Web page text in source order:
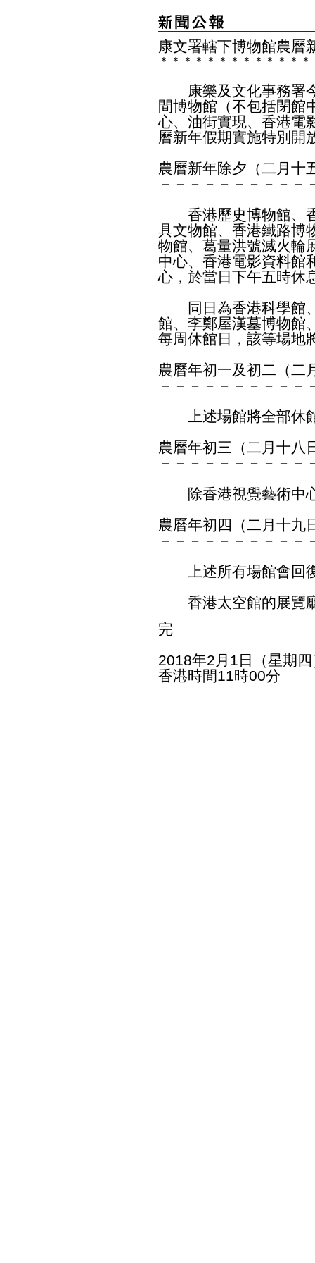
康文署轄下博物館農曆
＊ ＊ ＊ ＊ ＊ ＊ ＊ ＊ ＊ ＊ ＊ ＊ ＊
康樂及文化事務署今
間博物館（不包括閉館
心、油街實現、香港電
曆新年假期實施特別開
農曆新年除夕（二月十
－－－－－－－－－－
香港歷史博物館、香
具文物館、香港鐵路博
物館、葛量洪號滅火輪
中心、香港電影資料館
心，於當日下午五時休
同日為香港科學館、
館、李鄭屋漢墓博物館
每周休館日，該等場地
農曆年初一及初二（二
－－－－－－－－－－
上述場館將全部休
農曆年初三（二月十八
－－－－－－－－－－
除香港視覺藝術中心
農曆年初四（二月十九
－－－－－－－－－－
上述所有場館會回
香港太空館的展覽廳
完
2018年2月1日（星期
香港時間11時00分